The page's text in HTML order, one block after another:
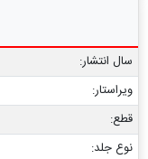
سال انتشار:
ویراستار:
قطع:
نوع جلد: